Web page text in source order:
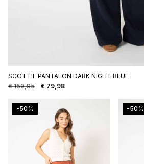
SCOTTIE PANTALON DARK NIGHT BLUE
€159,95
Oorspronkelijke
was:
€ 159,95.
€ 79,98
Huidige
€ 79,98.
-50% -50%